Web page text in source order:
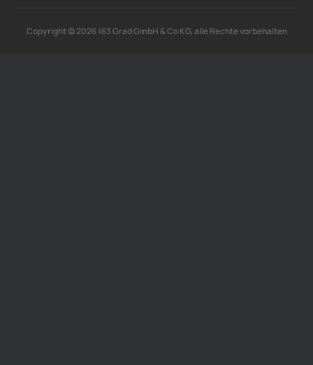
Copyright © 2026 163 Grad GmbH & Co KG, alle Rechte vorbehalten